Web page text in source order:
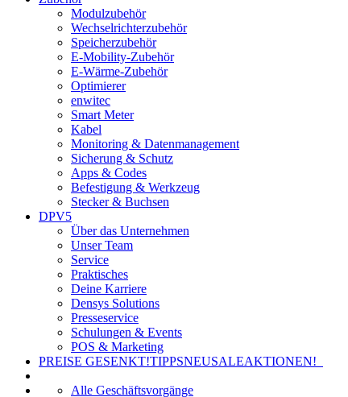
Modulzubehör
Wechselrichterzubehör
Speicherzubehör
E-Mobility-Zubehör
E-Wärme-Zubehör
Optimierer
enwitec
Smart Meter
Kabel
Monitoring & Datenmanagement
Sicherung & Schutz
Apps & Codes
Befestigung & Werkzeug
Stecker & Buchsen
DPV5
Über das Unternehmen
Unser Team
Service
Praktisches
Deine Karriere
Densys Solutions
Presseservice
Schulungen & Events
POS & Marketing
PREISE GESENKT!TIPPSNEUSALEAKTIONEN!
Alle Geschäftsvorgänge